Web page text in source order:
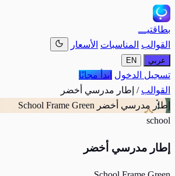
بطاقتيـــ
القوالب المناسبات الأسعار
عربي EN
تسجيل الدخول ابدأ مجانًا
القوالب / إطار مدرسي أخضر
إطار مدرسي أخضر School Frame Green
school
إطار مدرسي أخضر